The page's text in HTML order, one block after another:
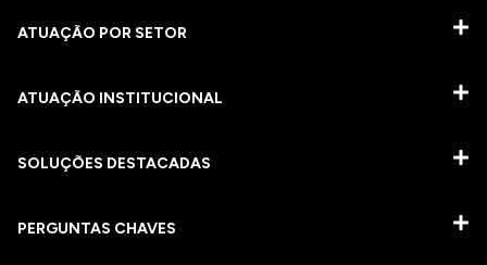
ATUAÇÃO POR SETOR
ATUAÇÃO INSTITUCIONAL
SOLUÇÕES DESTACADAS
PERGUNTAS CHAVES​